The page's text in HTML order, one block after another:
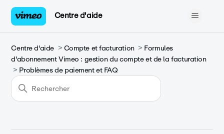
Centre d'aide
Centre d'aide Compte et facturation
Formules
d'abonnement Vimeo : gestion du compte et de la facturation
Problèmes de paiement et FAQ